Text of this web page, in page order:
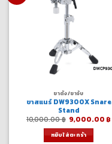
ขาตั้ง/ขาจับ
ขาสแนร์ DW9300X Snare
Stand
10,000.00฿ Original
price
was:
10,000.00 ฿.
9,000.00 ฿
หยิบใส่ตะกร้า